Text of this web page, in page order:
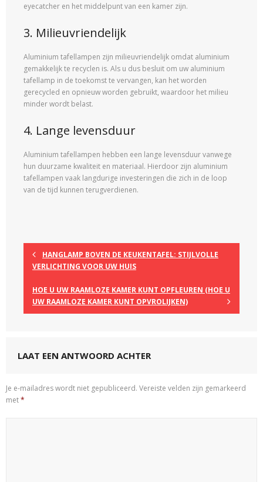
eyecatcher en het middelpunt van een kamer zijn.
3. Milieuvriendelijk
Aluminium tafellampen zijn milieuvriendelijk omdat aluminium
gemakkelijk te recyclen is. Als u dus besluit om uw aluminium
tafellamp in de toekomst te vervangen, kan het worden
gerecycled en opnieuw worden gebruikt, waardoor het milieu
minder wordt belast.
4. Lange levensduur
Aluminium tafellampen hebben een lange levensduur vanwege
hun duurzame kwaliteit en materiaal. Hierdoor zijn aluminium
tafellampen vaak langdurige investeringen die zich in de loop
van de tijd kunnen terugverdienen.
HANGLAMP BOVEN DE KEUKENTAFEL: STIJLVOLLE
VERLICHTING VOOR UW HUIS
HOE U UW RAAMLOZE KAMER KUNT OPFLEUREN (HOE U
UW RAAMLOZE KAMER KUNT OPVROLIJKEN)
LAAT EEN ANTWOORD ACHTER
Je e-mailadres wordt niet gepubliceerd. Vereiste velden zijn gemarkeerd
met*